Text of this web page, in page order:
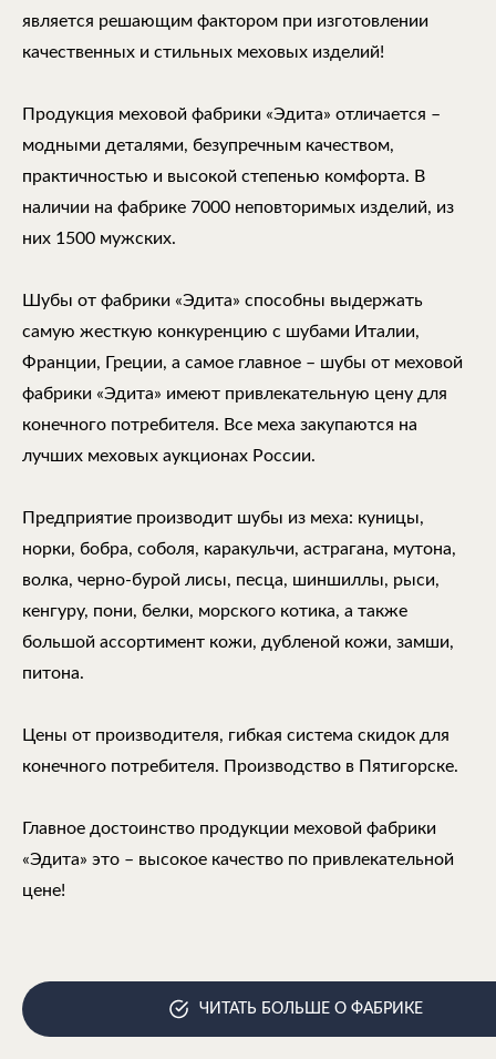
является решающим фактором при изготовлении
качественных и стильных меховых изделий!
Продукция меховой фабрики «Эдита» отличается –
модными деталями, безупречным качеством,
практичностью и высокой степенью комфорта. В
наличии на фабрике 7000 неповторимых изделий, из
них 1500 мужских.
Шубы от фабрики «Эдита» способны выдержать
самую жесткую конкуренцию с шубами Италии,
Франции, Греции, а самое главное – шубы от меховой
фабрики «Эдита» имеют привлекательную цену для
конечного потребителя. Все меха закупаются на
лучших меховых аукционах России.
Предприятие производит шубы из меха: куницы,
норки, бобра, соболя, каракульчи, астрагана, мутона,
волка, черно-бурой лисы, песца, шиншиллы, рыси,
кенгуру, пони, белки, морского котика, а также
большой ассортимент кожи, дубленой кожи, замши,
питона.
Цены от производителя, гибкая система скидок для
конечного потребителя. Производство в Пятигорске.
Главное достоинство продукции меховой фабрики
«Эдита» это – высокое качество по привлекательной
цене!
ЧИТАТЬ БОЛЬШЕ О ФАБРИКЕ